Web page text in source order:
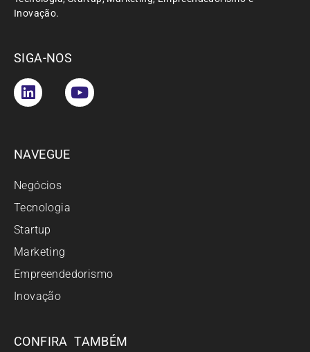
Inovação.
SIGA-NOS
NAVEGUE
Negócios
Tecnologia
Startup
Marketing
Empreendedorismo
Inovação
CONFIRA TAMBÉM